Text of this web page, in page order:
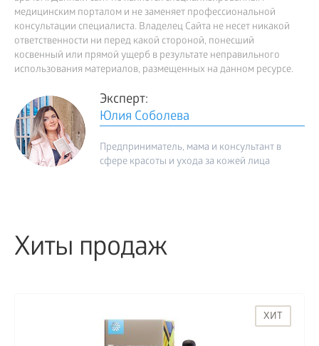
медицинским порталом и не заменяет профессиональной
консультации специалиста. Владелец Сайта не несет никакой
ответственности ни перед какой стороной, понесший
косвенный или прямой ущерб в результате неправильного
использования материалов, размещенных на данном ресурсе.
Эксперт:
Юлия Соболева
Предприниматель, мама и консультант в
сфере красоты и ухода за кожей лица
Хиты продаж
ХИТ